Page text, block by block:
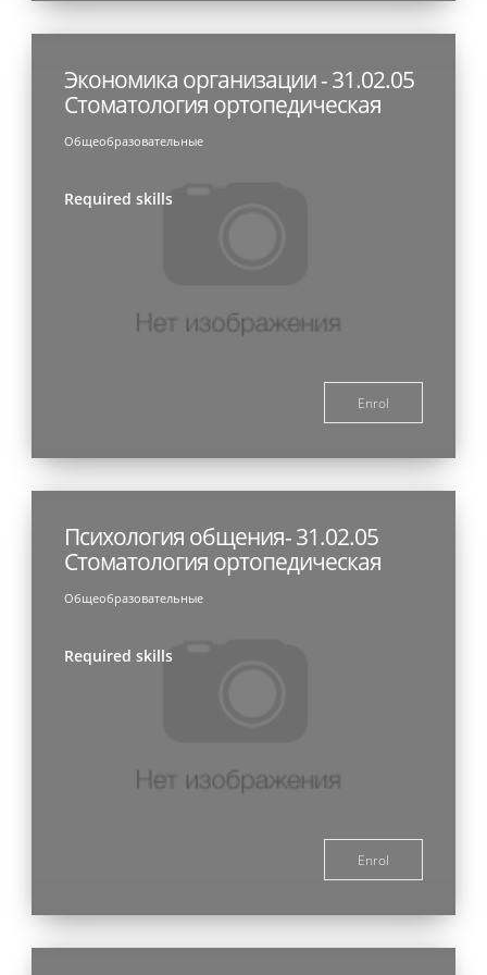
Экономика организации - 31.02.05
Стоматология ортопедическая
Общеобразовательные
Required skills
Enrol
Психология общения- 31.02.05
Стоматология ортопедическая
Общеобразовательные
Required skills
Enrol